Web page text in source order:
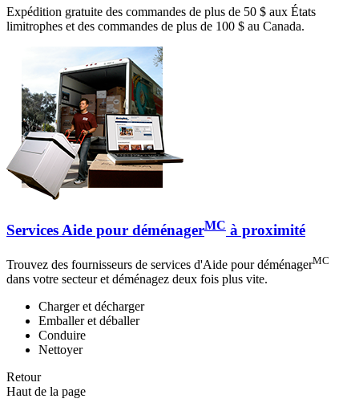
Expédition gratuite des commandes de plus de 50 $ aux États
limitrophes et des commandes de plus de 100 $ au Canada.
Services Aide pour déménagerMC à proximité
Trouvez des fournisseurs de services d'Aide pour déménagerMC
dans votre secteur et déménagez deux fois plus vite.
Charger et décharger
Emballer et déballer
Conduire
Nettoyer
Retour
Haut de la page